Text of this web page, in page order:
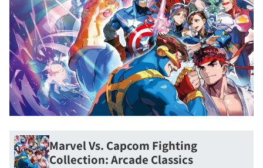
Marvel Vs. Capcom Fighting
Collection: Arcade Classics